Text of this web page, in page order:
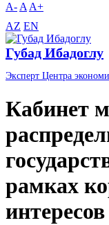
A- A A+
AZ EN
Губад Ибадоглу
Эксперт Центра
Кабинет
рамках
интересов